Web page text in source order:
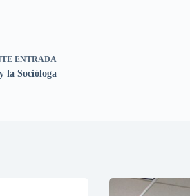
ENTRADA
la Socióloga